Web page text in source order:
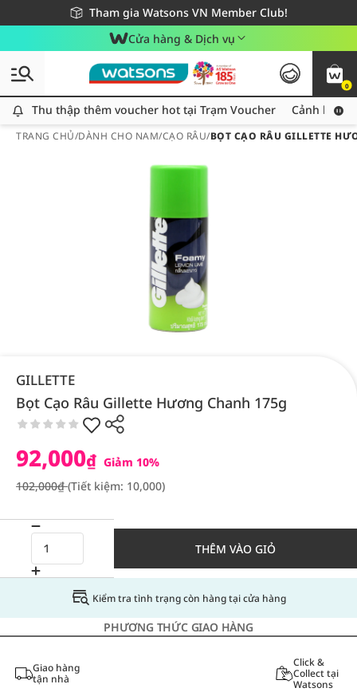
Tham gia Watsons VN Member Club!
Miễn phí giao hàng cho đơn hàng từ 249,000Đ
Giao hàng nhanh 24h - Áp dụng khu vực TP. Hồ Chí Minh
Cửa hàng & Dịch vụ
0
Thu thập thêm voucher hot tại Trạm Voucher
Thu thập thêm voucher hot tại Trạm Voucher Cảnh báo
TRANG CHỦ/DÀNH CHO NAM/CẠO RÂU/BỌT CẠO RÂU GILLETTE
GILLETTE
Bọt Cạo Râu Gillette Hương Chanh 175g
92,000₫ Giảm 10%
102,000₫(Tiết kiệm: 10,000)
THÊM VÀO GIỎ
Kiểm tra tình trạng còn hàng tại cửa hàng
PHƯƠNG THỨC GIAO HÀNG
Giao hàng
tận nhà
Click &
Collect tại
Watsons